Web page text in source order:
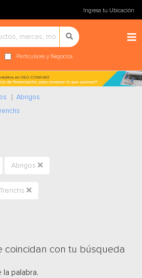
Ingresa tu Ubicación
Particulares y Negocios
Abrigos
Abrigos
coincidan con tu búsqueda
la palabra.